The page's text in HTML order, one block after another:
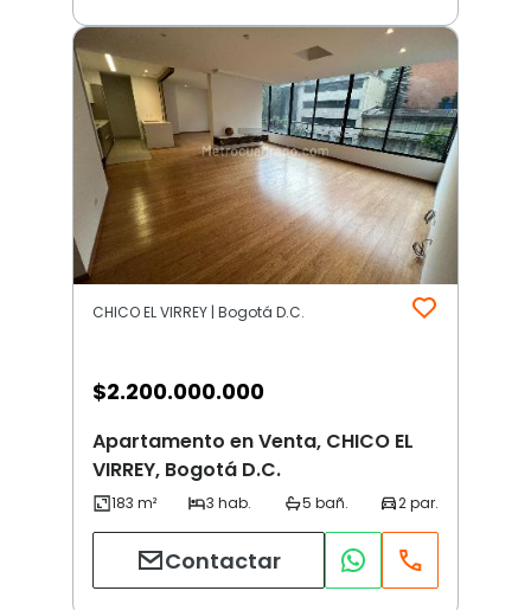
CHICO EL VIRREY | Bogotá D.C.
$2.200.000.000
Apartamento en Venta, CHICO EL
VIRREY, Bogotá D.C.
Contactar